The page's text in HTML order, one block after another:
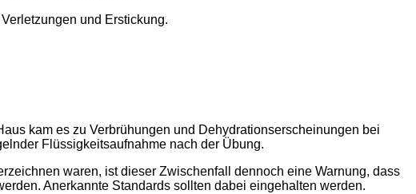
und Erstickung.
kam es zu Verbrühungen und Dehydrationserscheinungen bei
Flüssigkeitsaufnahme nach der Übung.
waren, ist dieser Zwischenfall dennoch eine Warnung, dass
Anerkannte Standards sollten dabei eingehalten werden.